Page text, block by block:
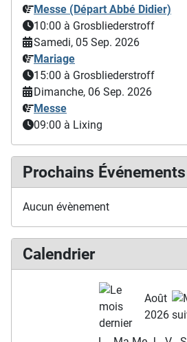
Messe (Départ Abbé Didier)
10:00 à Grosbliederstroff
Samedi, 05 Sep. 2026
Mariage
15:00 à Grosbliederstroff
Dimanche, 06 Sep. 2026
Messe
09:00 à Lixing
Prochains Événements
Aucun évènement
Calendrier
Août
2026